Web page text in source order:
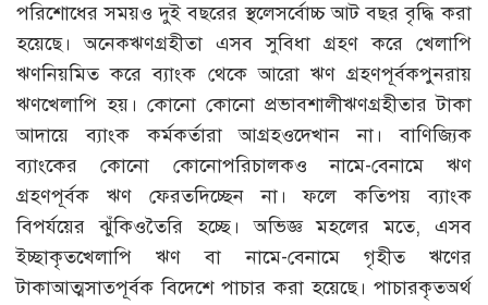
পরিশোধের সময়ও দুই বছরের স্থলেসর্বোচ্চ আট বছর বৃদ্ধি করা
হয়েছে। অনেকঋণগ্রহীতা এসব সুবিধা গ্রহণ করে খেলাপি
ঋণনিয়মিত করে ব্যাংক থেকে আরো ঋণ গ্রহণপূর্বকপুনরায়
ঋণখেলাপি হয়। কোনো কোনো প্রভাবশালীঋণগ্রহীতার টাকা
আদায়ে ব্যাংক কর্মকর্তারা আগ্রহওদেখান না। বাণিজ্যিক
ব্যাংকের কোনো কোনোপরিচালকও নামে-বেনামে ঋণ
গ্রহণপূর্বক ঋণ ফেরতদিচ্ছেন না। ফলে কতিপয় ব্যাংক
বিপর্যয়ের ঝুঁকিওতৈরি হচ্ছে। অভিজ্ঞ মহলের মতে, এসব
ইচ্ছাকৃতখেলাপি ঋণ বা নামে-বেনামে গৃহীত ঋণের
টাকাআত্মসাত্পূর্বক বিদেশে পাচার করা হয়েছে। পাচারকৃতঅর্থ